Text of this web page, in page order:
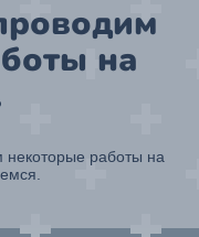
на
работы на